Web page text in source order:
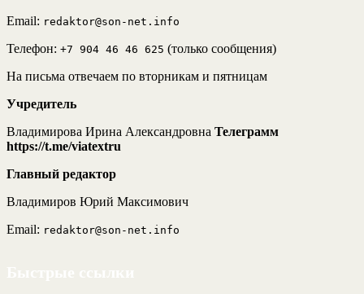
Email: redaktor@son-net.info
Телефон: +7 904 46 46 625 (только сообщения)
На письма отвечаем по вторникам и пятницам
Учредитель
Владимирова Ирина Александровна Телеграмм
https://t.me/viatextru
Главный редактор
Владимиров Юрий Максимович
Email: redaktor@son-net.info